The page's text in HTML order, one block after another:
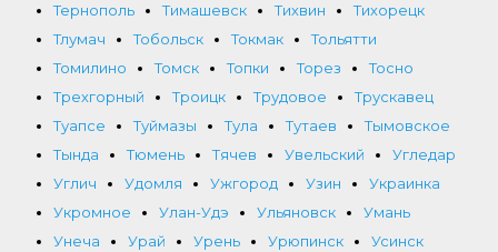
Тернополь
Тимашевск Тихвин
Тихорецк
Тлумач
Тобольск Токмак
Тольятти
Томилино
Томск Топки Торез
Тосно
Трехгорный
Троицк Трудовое
Трускавец
Туапсе
Туймазы Тула Тутаев
Тымовское
Тында
Тюмень Тячев Увельский
Угледар
Углич
Удомля Ужгород Узин
Украинка
Укромное
Улан-Удэ Ульяновск
Умань
Унеча
Урай Урень Урюпинск
Усинск